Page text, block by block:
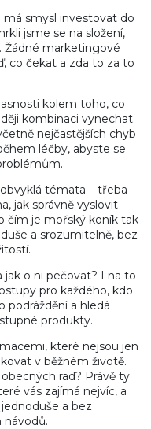
má smysl investovat do
jsme se na složení,
Žádné marketingové
co čekat a zda to za to
kolem toho, co
kombinaci vynechat.
nejčastějších chyb
léčby, abyste se
témata – třeba
jak správně vyslovit
čím je mořský koník tak
a srozumitelně, bez
jak o ni pečovat? I na to
pro každého, kdo
podráždění a hledá
produkty.
které nejsou jen
v běžném životě.
rad? Právě ty
vás zajímá nejvíc, a
a bez